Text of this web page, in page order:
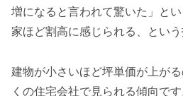
増になると言われて驚いた」と
家ほど割高に感じられる、という
建物が小さいほど坪単価が上が
くの住宅会社で見られる傾向で